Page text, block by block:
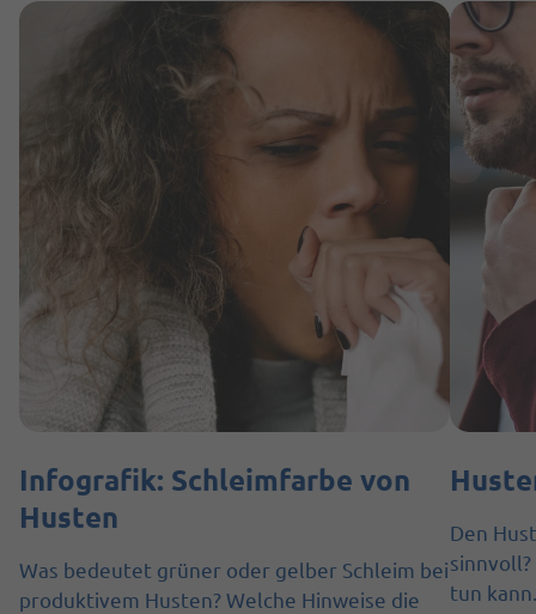
Infografik: Schleimfarbe von
Husten
Was bedeutet grüner oder gelber Schleim bei
produktivem Husten? Welche Hinweise die
Den
tun kann.